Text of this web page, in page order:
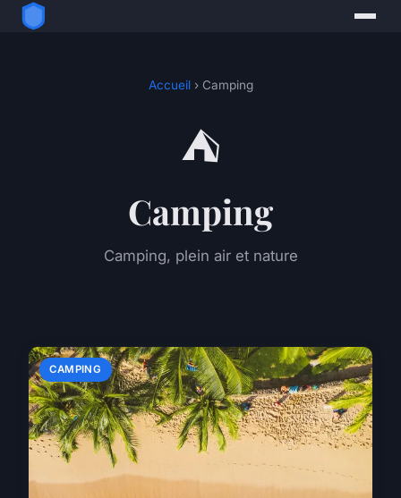
Accueil› Camping
⛺
Camping
Camping, plein air et nature
CAMPING